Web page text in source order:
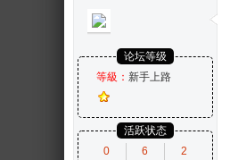
论坛等级
等級： 新手上路
活跃状态
0
6
2